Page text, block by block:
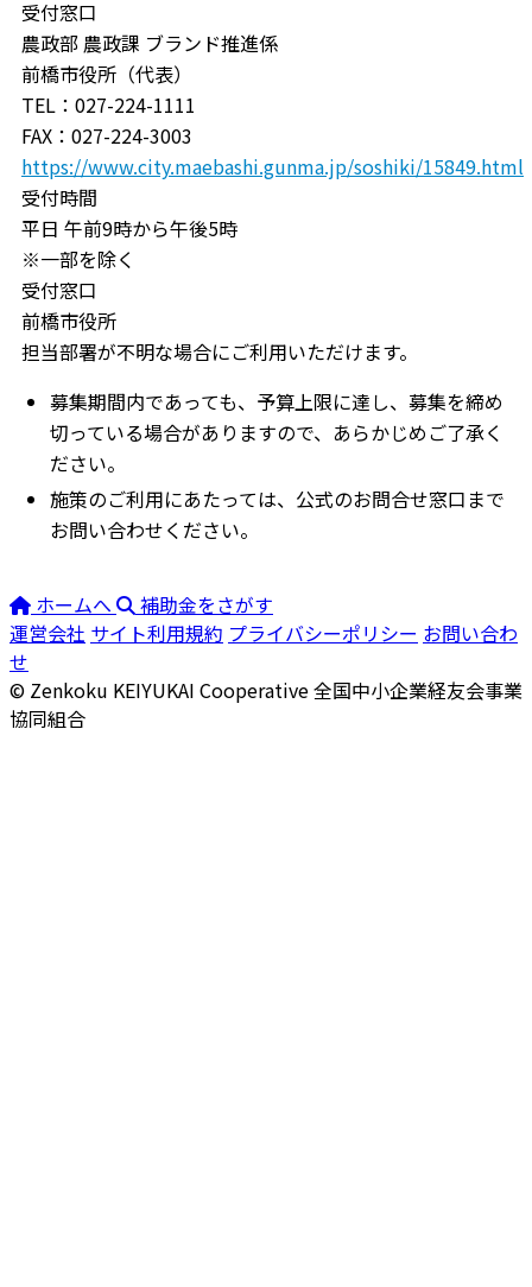
受付窓口
農政部 農政課 ブランド推進係
前橋市役所（代表）
TEL：027-224-1111
FAX：027-224-3003
https://www.city.maebashi.gunma.jp/soshiki/15849.html
受付時間
平日 午前9時から午後5時
※一部を除く
受付窓口
前橋市役所
担当部署が不明な場合にご利用いただけます。
募集期間内であっても、予算上限に達し、募集を締め
切っている場合がありますので、あらかじめご了承く
ださい。
施策のご利用にあたっては、公式のお問合せ窓口まで
お問い合わせください。
ホームへ
補助金をさがす
運営会社 サイト利用規約 プライバシーポリシー お問い合わ
せ
© Zenkoku KEIYUKAI Cooperative全国中小企業経友会事業
協同組合